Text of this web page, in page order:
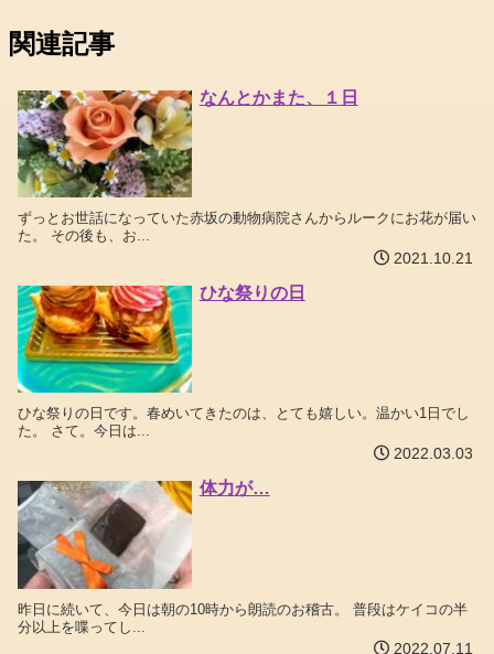
関連記事
なんとかまた、１日
ずっとお世話になっていた赤坂の動物病院さんからルークにお花が届い
た。 その後も、お...
2021.10.21
ひな祭りの日
ひな祭りの日です。春めいてきたのは、とても嬉しい。温かい1日でし
た。 さて。今日は...
2022.03.03
体力が…
昨日に続いて、今日は朝の10時から朗読のお稽古。 普段はケイコの半
分以上を喋ってし...
2022.07.11